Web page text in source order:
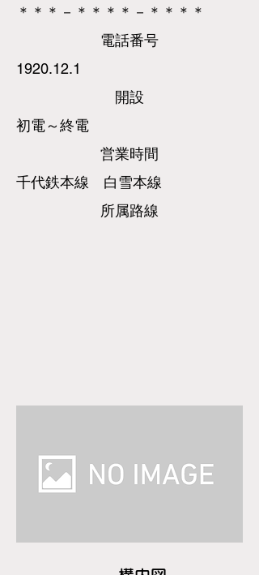
＊＊＊－＊＊＊＊－＊＊＊＊
​電話番号
1920.12.1
​開設
初電～終電
営業時間
千代鉄本線 白雪本線
所属路線